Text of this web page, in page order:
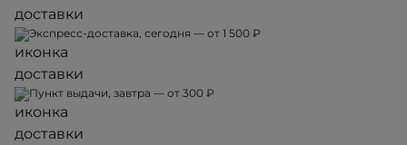
Экспресс-доставка, сегодня — от 1 500 ₽
Пункт выдачи, завтра — от 300 ₽